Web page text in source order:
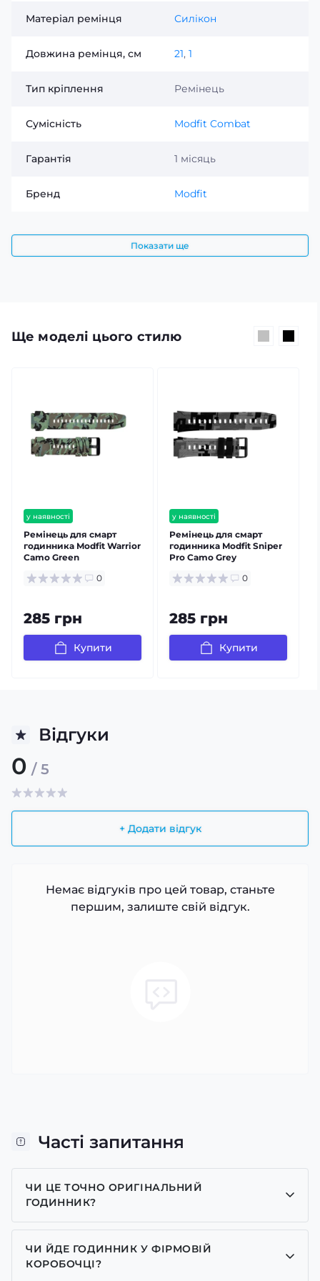
Матеріал ремінця Силікон
Довжина ремінця, см 21, 1
Тип кріплення Ремінець
Сумісність Modfit Combat
Гарантія 1 місяць
Бренд Modfit
Показати ще
Ще моделі цього стилю
у наявності
Ремінець для смарт
годинника Modfit Warrior
Camo Green
0
285 грн
Купити
у наявності
Ремінець для смарт
годинника Modfit Sniper
Pro Camo Grey
0
285 грн
Купити
Відгуки
0 / 5
+ Додати відгук
Немає відгуків про цей товар, станьте
першим, залиште свій відгук.
Часті запитання
ЧИ ЦЕ ТОЧНО ОРИГІНАЛЬНИЙ
ГОДИННИК?
Так, усі годинники у нас лише оригінальні, ми є
представником багатьох брендів.
ЧИ ЙДЕ ГОДИННИК У ФІРМОВІЙ
КОРОБОЧЦІ?